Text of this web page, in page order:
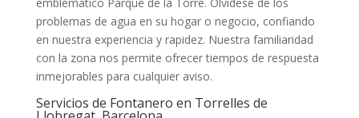
problemas de agua en su hogar o negocio, confiando
en nuestra experiencia y rapidez. Nuestra familiaridad
con la zona nos permite ofrecer tiempos de respuesta
inmejorables para cualquier aviso.
Servicios de Fontanero en Torrelles de